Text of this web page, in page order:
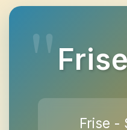
Frise -